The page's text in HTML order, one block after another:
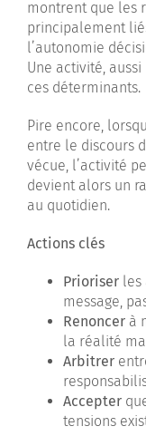
montrent que les
principalement
l’autonomie
Une activité,
ces déterminants.
Pire encore,
entre le discours
vécue, l’activité
devient alors un
au quotidien.
Actions clés
Prioriserles
message,
Renoncerà
la réalité
Arbitrer
Accepter
tensions